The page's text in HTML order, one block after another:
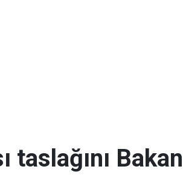
taslağını Bakan